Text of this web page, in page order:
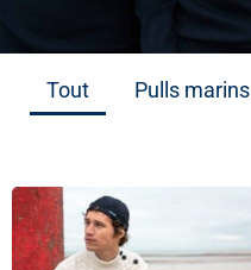
Tout Pulls marins